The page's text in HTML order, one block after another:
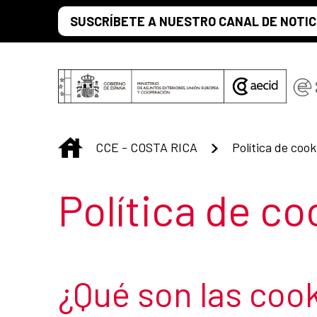
Saltar al contenido principal
SUSCRÍBETE A NUESTRO CANAL DE
INICIO
CCE - COSTA RICA Política de
Título de la
Política de
¿Qué son las